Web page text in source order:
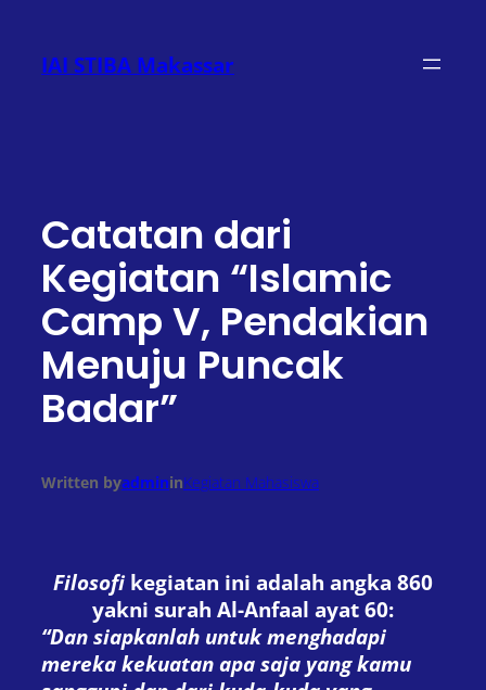
konten
IAI STIBA Makassar
Catatan dari
Kegiatan “Islamic
Camp V, Pendakian
Menuju Puncak
Badar”
Written byadmininKegiatan Mahasiswa
Filosofi kegiatan ini adalah angka 860
yakni surah Al-Anfaal ayat 60:
“Dan siapkanlah untuk menghadapi
mereka kekuatan apa saja yang kamu